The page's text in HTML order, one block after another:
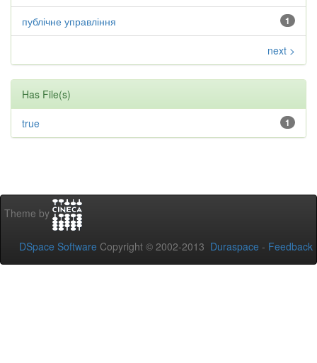
1
публічне управління
next >
Has File(s)
1
true
Theme by
DSpace Software Copyright © 2002-2013 Duraspace - Feedback